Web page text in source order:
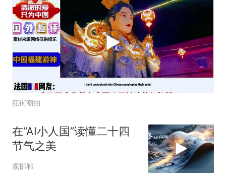
狂街潮拍
在“AI小人国”读懂二十四
节气之美
观邯郸